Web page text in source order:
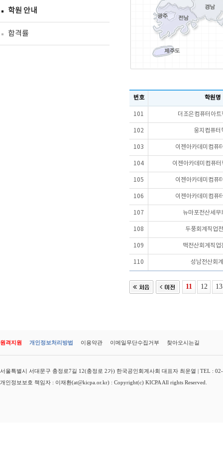
학원 안내
합격률
번호 학원명
101 더조은컴퓨터아
102 웅지컴퓨터
103 이젠아카데미컴퓨
104 이젠아카데미컴퓨
105 이젠아카데미컴퓨
106 이젠아카데미컴퓨
107 뉴마포전산세무
108 두풍회계직업
109 맥전산회계직업
110 성남전산회
11 12 13
원격지원 개인정보처리방법 이용약관 이메일무단수집거부 찾아오시는길
서울특별시 서대문구 충정로7길 12(충정로 2가) 한국공인회계사회 대표자 최운열 | TEL :
개인정보보호 책임자 : 이재환(at@kicpa.or.kr) : Copyright(c) KICPA All rights Reserved.